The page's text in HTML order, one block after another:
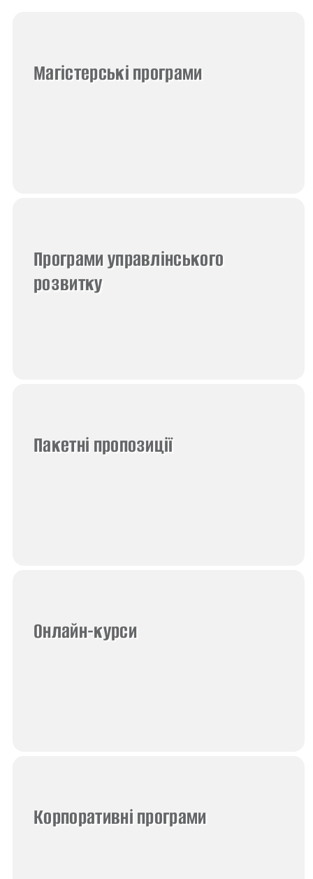
Магістерські програми
Програми управлінського
розвитку
Пакетні пропозиції
Онлайн-курси
Корпоративні програми